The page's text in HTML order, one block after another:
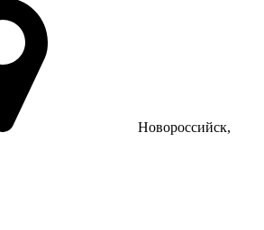
Новороссийск,